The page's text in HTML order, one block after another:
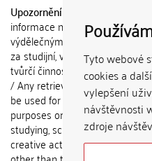
Tyto webové
cookies a
vylepšení
návštěvnosti
zdroje
Upozornění / Notice:
informace nemohou být
výdělečným účelům nebo
za studijní, vědeckou nebo jinou
tvůrčí činnost jiné osoby než
/ Any retrieved information
be used for any commercial
purposes or claimed as results
studying, scientific or any other
creative activities of any person